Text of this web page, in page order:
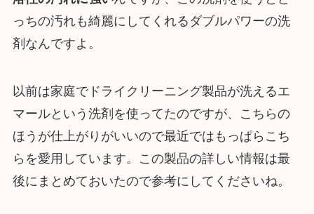
っちの汚れも綺麗にしてくれるダブルパワーの洗
剤なんですよ。
以前は家庭でドライクリーニング製品が洗えるエ
マールという洗剤を使ってたのですが、こちらの
ほうが仕上がりがいいので最近ではもっぱらこち
らを愛用しています。この製品の詳しい情報は最
後にまとめておいたので参考にしてくださいね。